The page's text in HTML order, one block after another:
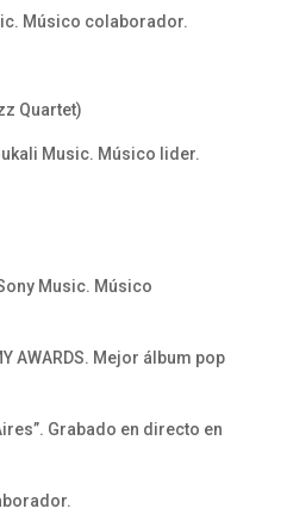
Músico colaborador.
Quartet)
Music. Músico lider.
Music. Músico
AWARDS. Mejor álbum pop
Grabado en directo en